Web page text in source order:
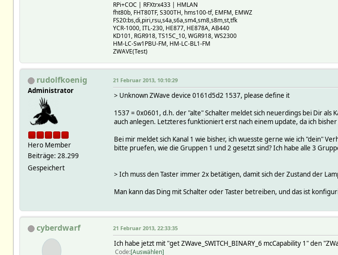
RPi+COC | RFXtrx433 | HMLAN
fht80b, FHT80TF, S300TH, hms100-tf, EMFM, EMWZ
FS20:bs,di,piri,rsu,s4a,s6a,sm4,sm8,s8m,st,tfk
YCR-1000, ITL-230, HE877, HE878A, AB440
KD101, RGR918, TS15C_10, WGR918, WS2300
HM-LC-Sw1PBU-FM, HM-LC-BL1-FM
ZWAVE(Test)
rudolfkoenig
Administrator
Hero Member
Beiträge: 28.299
Gespeichert
21 Februar 2013, 10:10:29
> Unknown ZWave device 0161d5d2 1537, please define it
1537 = 0x0601, d.h. der "alte" Schalter meldet sich neuerdings bei Dir als
auch anlegen. Letzteres funktioniert erst nach einem update, da ich
Bei mir meldet sich Kanal 1 wie bisher, ich wuesste gerne wie ich "dein"
bitte pruefen, wie die Gruppen 1 und 2 gesetzt sind? Ich habe alle 3
> Ich muss den Taster immer 2x betätigen, damit sich der Zustand der
Man kann das Ding mit Schalter oder Taster betreiben, und das ist
cyberdwarf 21 Februar 2013, 22:33:35
Ich habe jetzt mit "get ZWave_SWITCH_BINARY_6 mcCapability 1" den
Code Auswählen